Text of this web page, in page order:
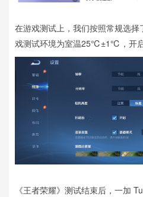
在游戏测试上，我们按照常规选
戏测试环境为室温25℃±1℃，开启
《王者荣耀》测试结束后，一加